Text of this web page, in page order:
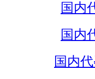
国内
国内
国内